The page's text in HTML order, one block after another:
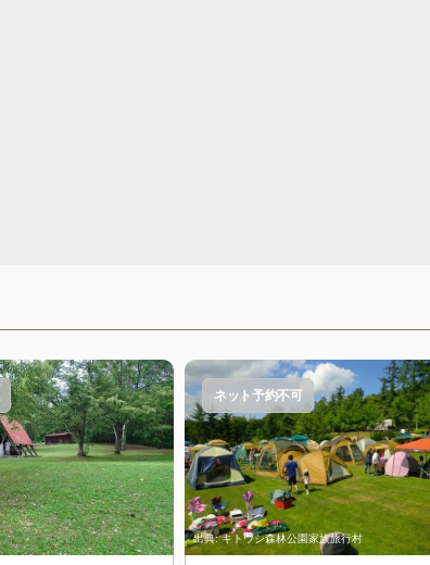
出典:キトウシ森林公園家族旅行村
ネット予約不可